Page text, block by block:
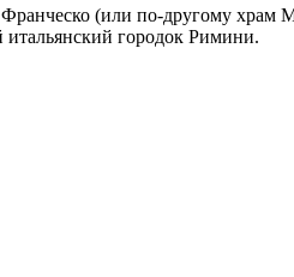
(или по-другому храм
итальянский городок Римини.